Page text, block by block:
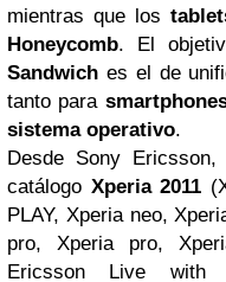
mientras que los
Honeycomb. El
Sandwich es el de
tanto para
sistema operativo.
Desde Sony
catálogo Xperia 2011
PLAY, Xperia neo,
pro, Xperia pro,
Ericsson Live with